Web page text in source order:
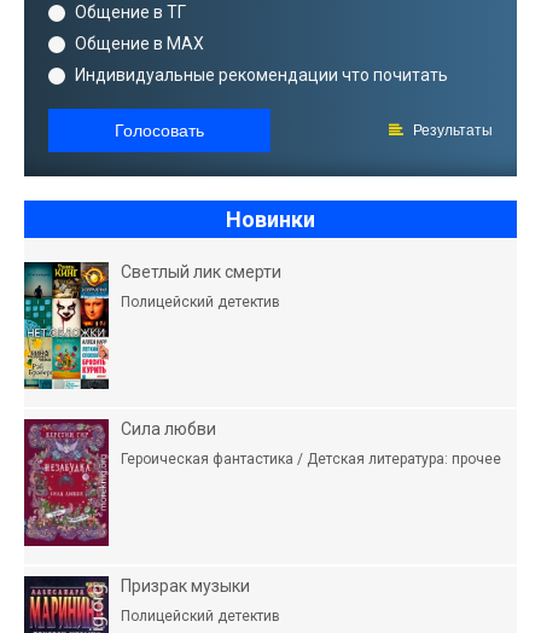
Общение в ТГ
Общение в MAX
Индивидуальные рекомендации что почитать
Голосовать Результаты
Новинки
Светлый лик смерти
Полицейский детектив
Сила любви
Героическая фантастика / Детская литература: прочее
Призрак музыки
Полицейский детектив